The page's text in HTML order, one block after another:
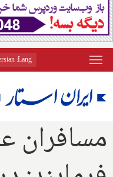
Lang
: Persian
مسافران